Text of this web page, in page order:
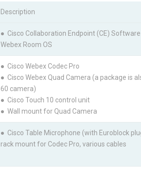
Description
● Cisco Collaboration Endpoint (CE)
Webex Room OS
● Cisco Webex Codec Pro
● Cisco Webex Quad Camera (a package is
60 camera)
● Cisco Touch 10 control unit
● Wall mount for Quad Camera
● Cisco Table Microphone (with Euroblock
rack mount for Codec Pro, various cables